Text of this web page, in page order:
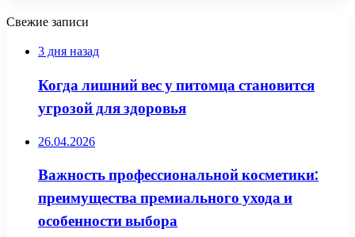
Свежие записи
3 дня назад
Когда лишний вес у питомца становится
угрозой для здоровья
26.04.2026
Важность профессиональной косметики:
преимущества премиального ухода и
особенности выбора